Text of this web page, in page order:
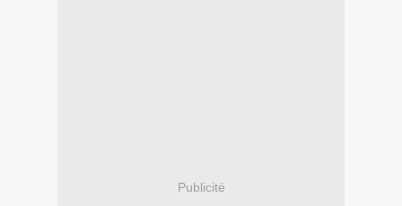
Publicité